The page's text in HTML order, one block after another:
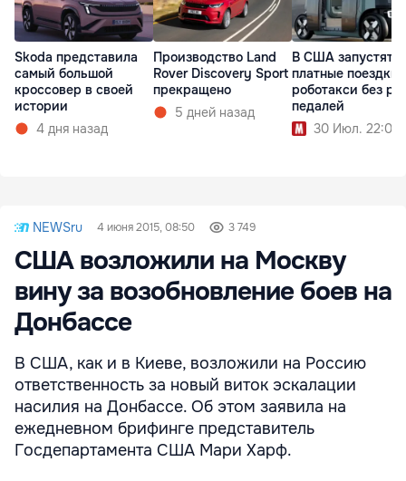
Skoda представила
самый большой
кроссовер в своей
истории
4 дня назад
Производство Land
Rover Discovery Sport
прекращено
5 дней назад
В США запустят
платные поездки
роботакси без
педалей
30 Июл. 22:00
NEWSru 4 июня 2015, 08:50 3 749
США возложили на Москву
вину за возобновление боев на
Донбассе
В США, как и в Киеве, возложили на Россию
ответственность за новый виток эскалации
насилия на Донбассе. Об этом заявила на
ежедневном брифинге представитель
Госдепартамента США Мари Харф.